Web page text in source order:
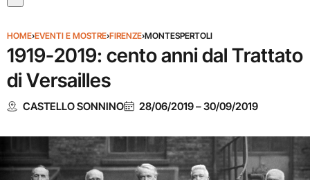
HOME›EVENTI E MOSTRE›FIRENZE›MONTESPERTOLI
1919-2019: cento anni dal Trattato
di Versailles
CASTELLO SONNINO 28/06/2019–30/09/2019